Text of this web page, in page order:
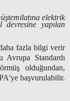
elektrik
devresine yapılan
fazla bilgi verir
Avrupa Standardı
olduğundan,
başvurulabilir.